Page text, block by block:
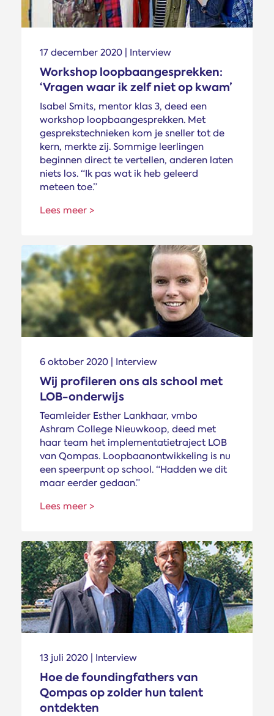
17 december 2020 | Interview
Workshop loopbaangesprekken:
‘Vragen waar ik zelf niet op kwam’
Isabel Smits, mentor klas 3, deed een
workshop loopbaangesprekken. Met
gesprekstechnieken kom je sneller tot de
kern, merkte zij. Sommige leerlingen
beginnen direct te vertellen, anderen laten
niets los. “Ik pas wat ik heb geleerd
meteen toe.”
Lees meer >
6 oktober 2020 | Interview
Wij profileren ons als school met
LOB-onderwijs
Teamleider Esther Lankhaar, vmbo
Ashram College Nieuwkoop, deed met
haar team het implementatietraject LOB
van Qompas. Loopbaanontwikkeling is nu
een speerpunt op school. “Hadden we dit
maar eerder gedaan.”
Lees meer >
13 juli 2020 | Interview
Hoe de foundingfathers van
Qompas op zolder hun talent
ontdekten